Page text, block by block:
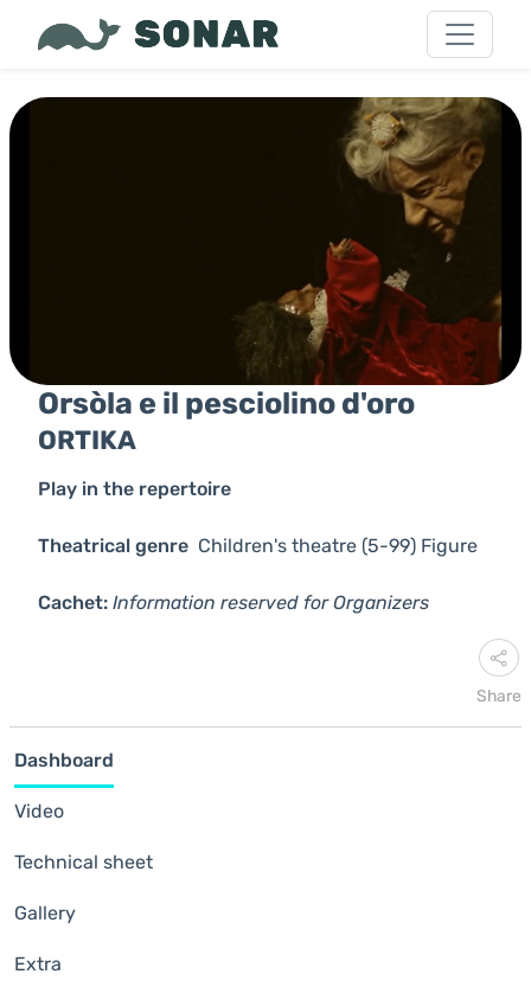
Orsòla e il pesciolino d'oro
ORTIKA
Play in the repertoire
Theatrical genre Children's theatre (5-99) Figure
Cachet: Information reserved for Organizers
Share
Dashboard
Video
Technical sheet
Gallery
Extra